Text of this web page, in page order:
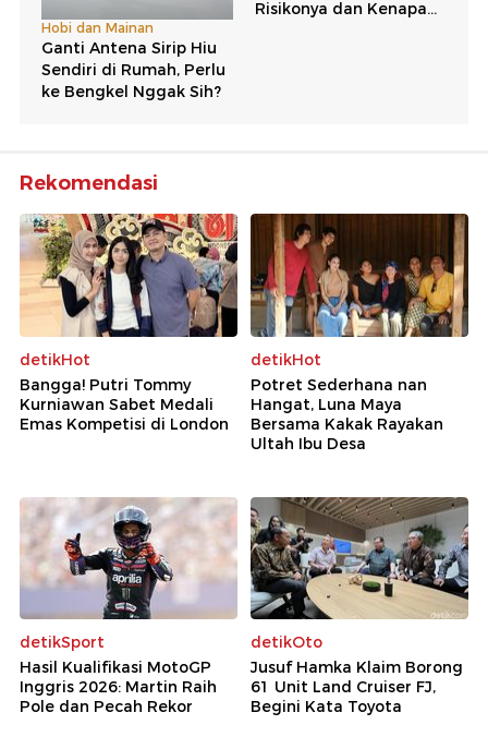
Rekomendasi
detikHot
Bangga! Putri Tommy
Kurniawan Sabet Medali
Emas Kompetisi di London
detikHot
Potret Sederhana nan
Hangat, Luna Maya
Bersama Kakak Rayakan
Ultah Ibu Desa
detikSport
Hasil Kualifikasi MotoGP
Inggris 2026: Martin Raih
Pole dan Pecah Rekor
detikOto
Jusuf Hamka Klaim Borong
61 Unit Land Cruiser FJ,
Begini Kata Toyota